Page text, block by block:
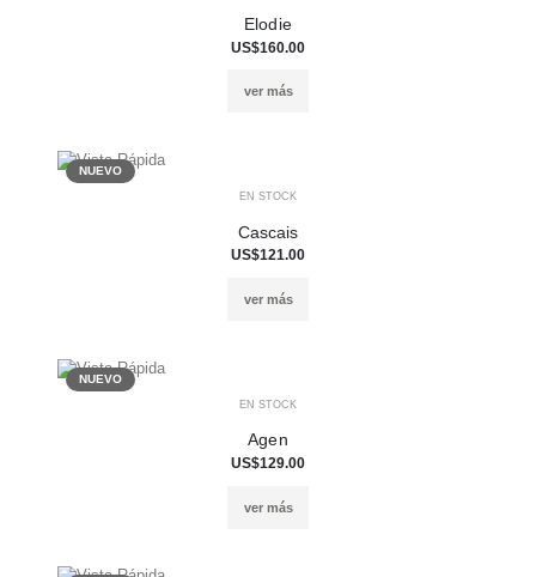
Elodie
US$160.00
ver más
NUEVO
EN STOCK
Cascais
US$121.00
ver más
NUEVO
EN STOCK
Agen
US$129.00
ver más